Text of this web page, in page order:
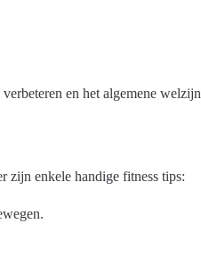
en het algemene welzijn
zijn enkele handige fitness tips: